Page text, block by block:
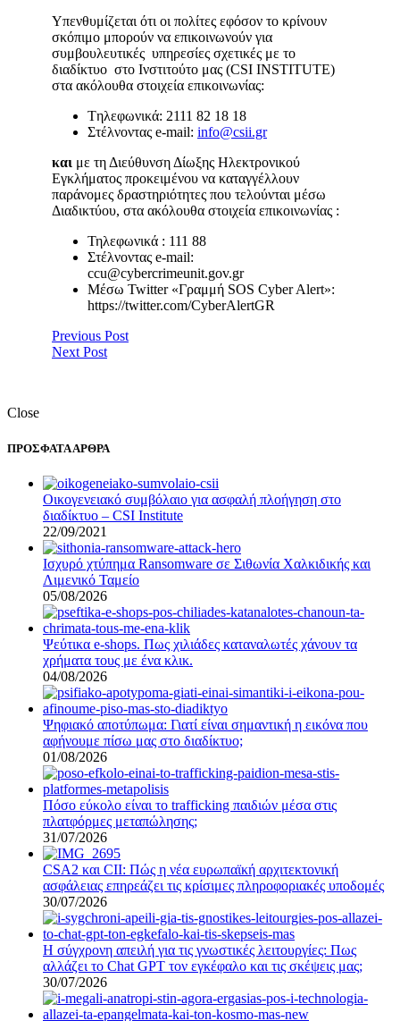
Υπενθυμίζεται ότι οι πολίτες εφόσον το κρίνουν
σκόπιμο μπορούν να επικοινωνούν για
συμβουλευτικές υπηρεσίες σχετικές με το
διαδίκτυο στο Ινστιτούτο μας (CSI INSTITUTE)
στα ακόλουθα στοιχεία επικοινωνίας:
Tηλεφωνικά: 2111 82 18 18
Στέλνοντας e-mail: info@csii.gr
και με τη Διεύθυνση Δίωξης Ηλεκτρονικού
Εγκλήματος προκειμένου να καταγγέλλουν
παράνομες δραστηριότητες που τελούνται μέσω
Διαδικτύου, στα ακόλουθα στοιχεία επικοινωνίας :
Τηλεφωνικά : 111 88
Στέλνοντας e-mail:
ccu@cybercrimeunit.gov.gr
Μέσω Twitter «Γραμμή SOS Cyber Alert»:
https://twitter.com/CyberAlertGR
Previous Post
Next Post
Close
ΠΡΟΣΦΑΤΑ ΑΡΘΡΑ
Οικογενειακό συμβόλαιο για ασφαλή πλοήγηση στο
διαδίκτυο – CSI Institute
22/09/2021
Ισχυρό χτύπημα Ransomware σε Σιθωνία Χαλκιδικής και
Λιμενικό Ταμείο
05/08/2026
Ψεύτικα e-shops. Πως χιλιάδες καταναλωτές χάνουν τα
χρήματα τους με ένα κλικ.
04/08/2026
Ψηφιακό αποτύπωμα: Γιατί είναι σημαντική η εικόνα που
αφήνουμε πίσω μας στο διαδίκτυο;
01/08/2026
Πόσο εύκολο είναι το trafficking παιδιών μέσα στις
πλατφόρμες μεταπώλησης;
31/07/2026
CSA2 και CII: Πώς η νέα ευρωπαϊκή αρχιτεκτονική
ασφάλειας επηρεάζει τις κρίσιμες πληροφοριακές υποδομές
30/07/2026
Η σύγχρονη απειλή για τις γνωστικές λειτουργίες: Πως
αλλάζει το Chat GPT τον εγκέφαλο και τις σκέψεις μας;
30/07/2026